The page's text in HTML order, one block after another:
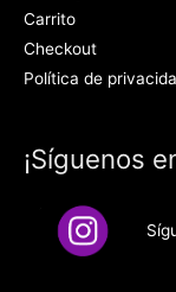
Carrito
Checkout
Política de
¡Síguenos